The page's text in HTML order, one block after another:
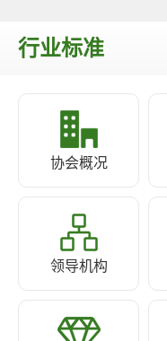
行业标准
协会概况
领导机构